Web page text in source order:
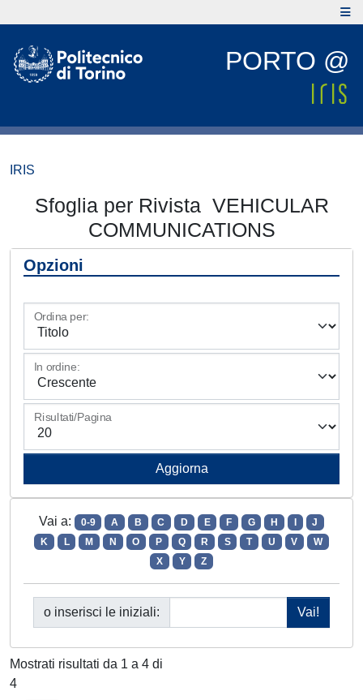
PORTO @
IRIS
Sfoglia per Rivista VEHICULAR
COMMUNICATIONS
Opzioni
Ordina per:
In ordine:
Risultati/Pagina
Vai a: 0-9 A B C D E F G H
J
K
L M N O P Q R S T U V
W
X
Y Z
o inserisci le iniziali:
Mostrati risultati da 1 a 4 di
4